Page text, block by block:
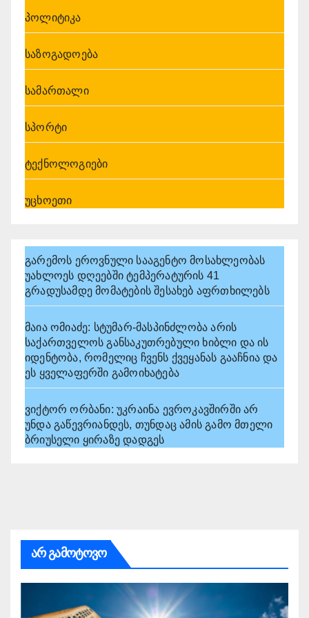
პოლიტიკა
საზოგადოება
სამართალი
სპორტი
ტექნოლოგიები
უცხოეთი
გარემოს ეროვნული სააგენტო მოსახლეობას
უახლოეს დღეებში ტემპერატურის 41
გრადუსამდე მომატების შესახებ აფრთხილებს
მაია ომიაძე: სტუმარ-მასპინძლობა არის
საქართველოს განსაკუთრებული ხიბლი და ის
იდენტობა, რომელიც ჩვენს ქვეყანას გააჩნია და
ეს ყველაფერში გამოიხატება
ვიქტორ ორბანი: უკრაინა ევროკავშირში არ
უნდა გაწევრიანდეს, თუნდაც ამის გამო მთელი
ბრიუსელი ყირაზე დადგეს
არ გამოტოვო